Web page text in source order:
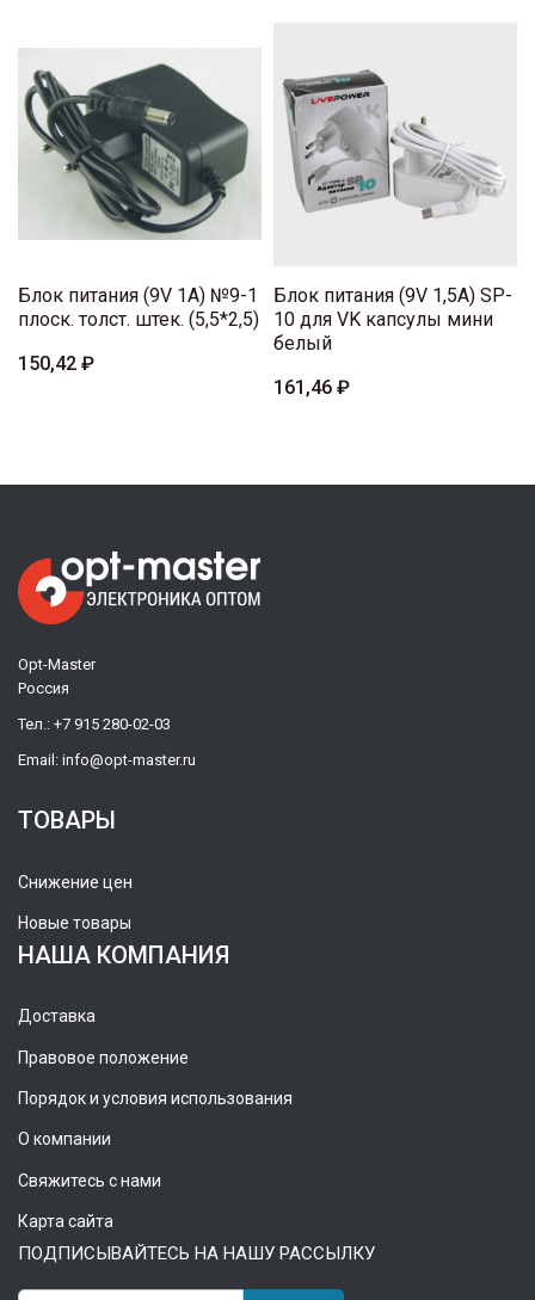
Блок питания (9V 1A) №9-1
плоск. толст. штек. (5,5*2,5)
150,42 ₽
Блок питания (9V 1,5A) SP-
10 для VK капсулы мини
белый
161,46 ₽
Opt-Master
Россия
Тел.: +7 915 280-02-03
Email: info@opt-master.ru
ТОВАРЫ
Снижение цен
Новые товары
НАША КОМПАНИЯ
Доставка
Правовое положение
Порядок и условия использования
О компании
Свяжитесь с нами
Карта сайта
ПОДПИСЫВАЙТЕСЬ НА НАШУ РАССЫЛКУ